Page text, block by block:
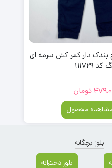
بندک دار کمر کش سرمه ای
111729
تومان
محصول
بلوز بچگانه
بلوز دخترانه